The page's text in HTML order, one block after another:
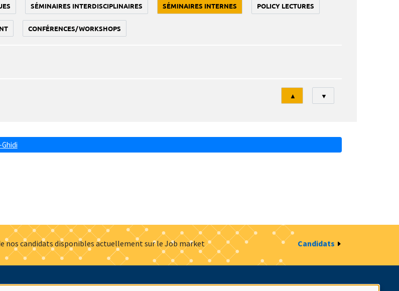
SÉMINAIRES INTERDISCIPLINAIRES SÉMINAIRES INTERNES POLICY LECTURES
CONFÉRENCES/WORKSHOPS
Tri
▲ ▼
nos candidats disponibles actuellement sur le Job market Candidats
d'emploi Presse Mentions légales Gestion des cookies Intranet